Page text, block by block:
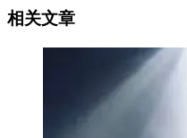
相关文章